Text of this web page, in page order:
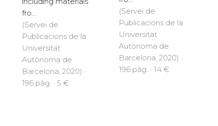
fro...
(Servei de
Publicacions de la
Universitat
Autònoma de
Barcelona, 2020) ·
196 pàg. · 5 €
(Servei de
Publicacions de la
Universitat
Autònoma de
Barcelona, 2020) ·
196 pàg. · 14 €